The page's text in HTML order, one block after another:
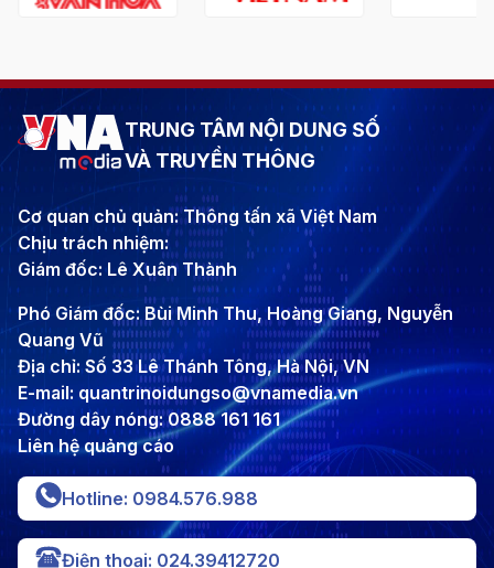
TRUNG TÂM NỘI DUNG SỐ
VÀ TRUYỀN THÔNG
Cơ quan chủ quản: Thông tấn xã Việt Nam
Chịu trách nhiệm:
Giám đốc: Lê Xuân Thành
Phó Giám đốc: Bùi Minh Thu, Hoàng Giang, Nguyễn
Quang Vũ
Địa chỉ: Số 33 Lê Thánh Tông, Hà Nội, VN
E-mail: quantrinoidungso@vnamedia.vn
Đường dây nóng: 0888 161 161
Liên hệ quảng cáo
Hotline: 0984.576.988
Điện thoại: 024.39412720